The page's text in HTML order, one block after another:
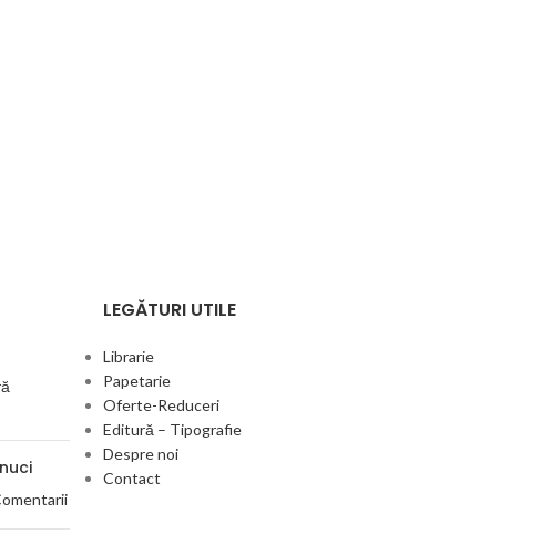
LEGĂTURI UTILE
Librarie
Papetarie
Oferte-Reduceri
Editură – Tipografie
Despre noi
Contact